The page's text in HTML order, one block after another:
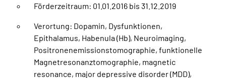
Förderzeitraum: 01.01.2016 bis 31.12.2019
Verortung: Dopamin, Dysfunktionen,
Epithalamus, Habenula (Hb), Neuroimaging,
Positronenemissionstomographie, funktionelle
Magnetresonanztomographie, magnetic
resonance, major depressive disorder (MDD),